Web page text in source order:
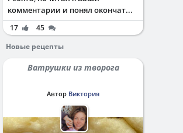
комментарии и понял окончат...
17
45
Новые рецепты
Ватрушки из творога
Автор Виктория